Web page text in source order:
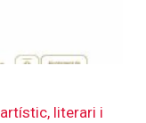
literari i